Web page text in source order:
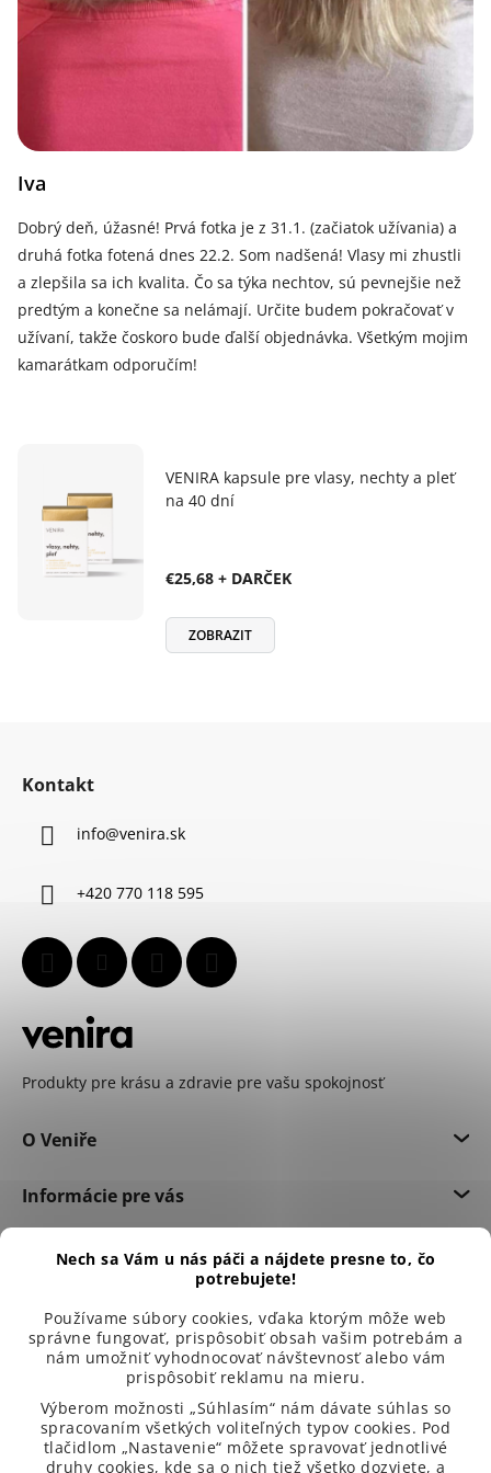
Nech sa Vám u nás páči a nájdete presne to, čo
potrebujete!
Používame súbory cookies, vďaka ktorým môže web
správne fungovať, prispôsobiť obsah vašim potrebám a
nám umožniť vyhodnocovať návštevnosť alebo vám
prispôsobiť reklamu na mieru.
Výberom možnosti „Súhlasím“ nám dávate súhlas so
spracovaním všetkých voliteľných typov cookies. Pod
tlačidlom „Nastavenie“ môžete spravovať jednotlivé
druhy cookies, kde sa o nich tiež všetko dozviete, a
Iva
Dobrý deň, úžasné! Prvá fotka je z 31.1. (začiatok užívania) a
druhá fotka fotená dnes 22.2. Som nadšená! Vlasy mi zhustli
a zlepšila sa ich kvalita. Čo sa týka nechtov, sú pevnejšie než
predtým a konečne sa nelámají. Určite budem pokračovať v
užívaní, takže čoskoro bude ďalší objednávka. Všetkým mojim
kamarátkam odporučím!
VENIRA kapsule pre vlasy, nechty a pleť
na 40 dní
€25,68 + DARČEK
ZOBRAZIT
Kontakt
info@venira.sk
+420 770 118 595
Produkty pre krásu a zdravie pre vašu spokojnosť
O Veniře
Informácie pre vás
Dôležité informácie